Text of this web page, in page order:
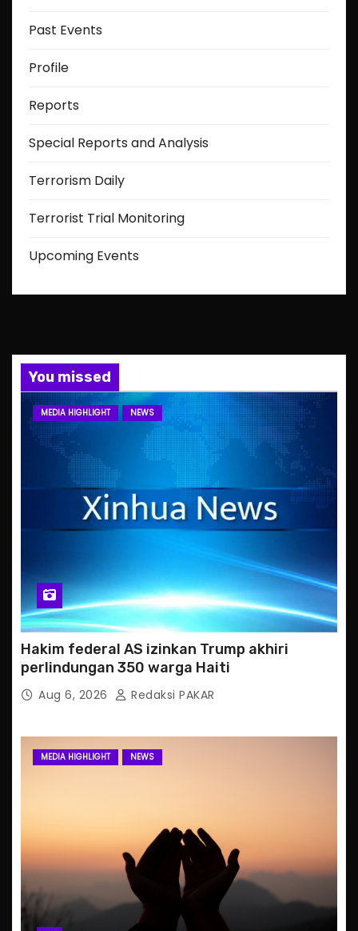
Past Events
Profile
Reports
Special Reports and Analysis
Terrorism Daily
Terrorist Trial Monitoring
Upcoming Events
You missed
MEDIA HIGHLIGHT NEWS
Hakim federal AS izinkan Trump akhiri
perlindungan 350 warga Haiti
Aug 6, 2026 Redaksi PAKAR
MEDIA HIGHLIGHT NEWS